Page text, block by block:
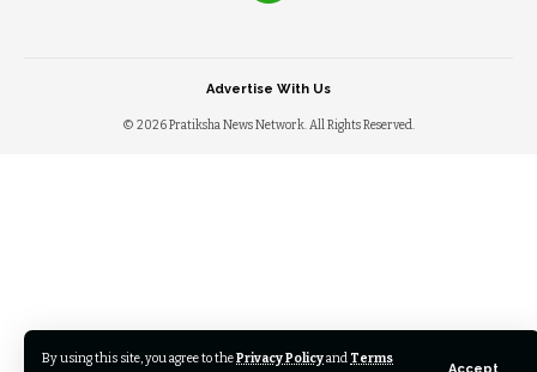
By using this site, you agree to thePrivacy Policyand Terms
Accept
© 2026 Pratiksha News Network. All Rights Reserved.
Advertise With Us